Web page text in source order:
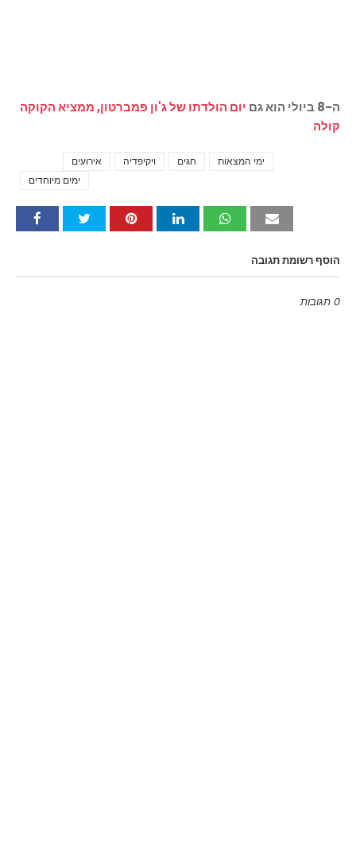
ה-8 ביולי הוא גם
יום הולדתו של ג'ון פמברטון, ממציא הקוקה
קולה
אירועים ויקיפדיה חגים
ימי המצאות
ימים מיוחדים
הוסף רשומת תגובה
0 תגובות